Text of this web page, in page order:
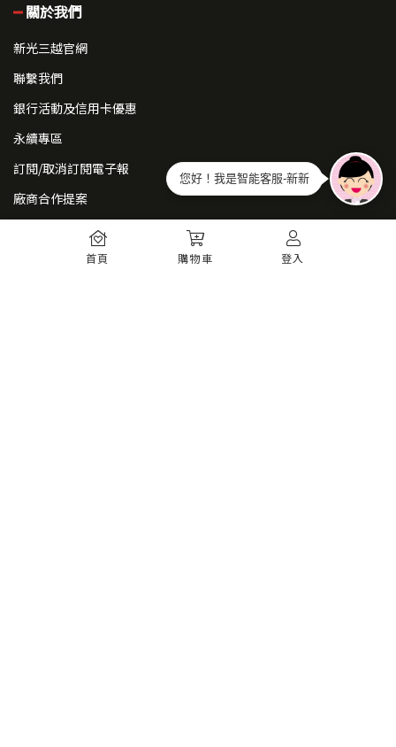
關於我們
新光三越官網
聯繫我們
銀行活動及信用卡優惠
永續專區
訂閱/取消訂閱電子報
廠商合作提案
首頁 購物車 登入
您好！我是智能客服-新新